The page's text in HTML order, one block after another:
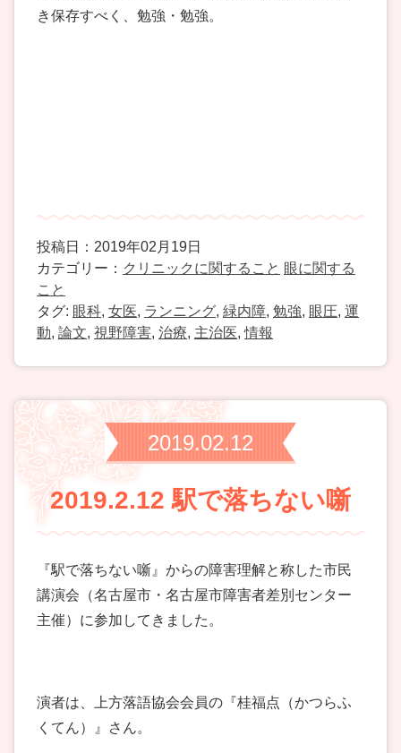
き保存すべく、勉強・勉強。
投稿日：2019年02月19日
カテゴリー： クリニックに関すること 眼に関する
こと
タグ: 眼科, 女医, ランニング, 緑内障, 勉強, 眼圧, 運
動, 論文, 視野障害, 治療, 主治医,情報
2019.02.12
2019.2.12 駅で落ちない噺
『駅で落ちない噺』からの障害理解と称した市民
講演会（名古屋市・名古屋市障害者差別センター
主催）に参加してきました。
演者は、上方落語協会会員の『桂福点（かつらふ
くてん）』さん。